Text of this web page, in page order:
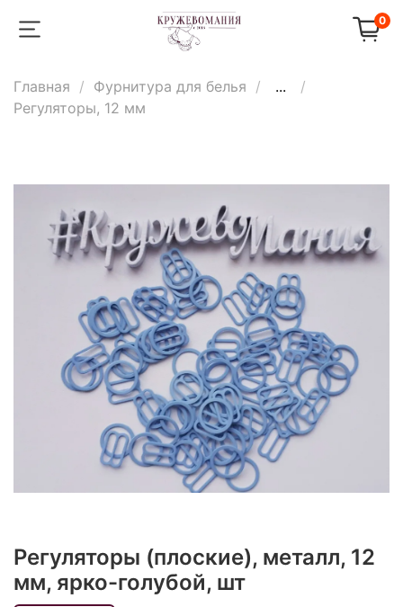
0
Главная Фурнитура для белья
...
Регуляторы, 12 мм
Регуляторы (плоские), металл, 12
мм, ярко-голубой, шт